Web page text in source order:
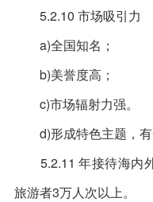
5.2.10 市场吸引
a)全国知名；
b)美誉度高；
c)市场辐射力强
d)形成特色主题，
5.2.11 年接待海内
旅游者3万人次以上。